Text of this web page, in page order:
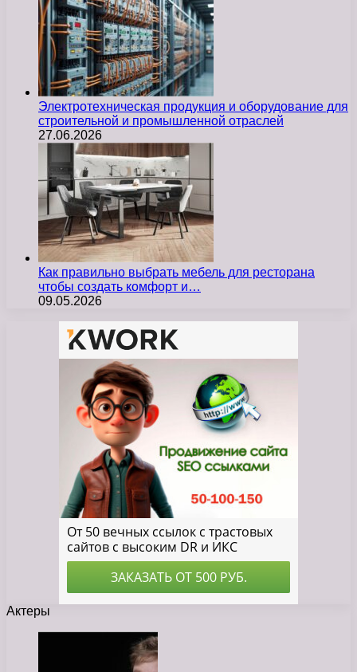
Электротехническая продукция и оборудование для
строительной и промышленной отраслей
27.06.2026
Как правильно выбрать мебель для ресторана
чтобы создать комфорт и…
09.05.2026
Актеры